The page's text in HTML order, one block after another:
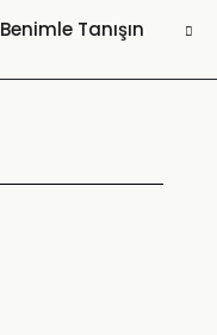
Benimle Tanışın